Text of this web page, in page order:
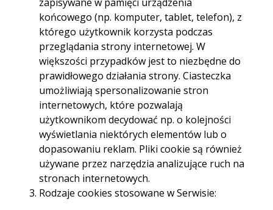
– To są męczennicy za wiarę świętą i za naszą
niepodległość– powiedział w homilii ks. infułat Józef
Sondej, prawie 100-letni kapłan, kapelan AK, kolega
szkolny dwóch straconych członków IV Zarządu WiN –
Mieczysława Kawalca i Józefa Rzepki.
Chylimy czoła przed waszym bohaterstwem
Po mszy św. uczestnicy uroczystości przeszli na skwer
przy skrzyżowaniu al. Cieplińskiego z ul. Moniuszki,
gdzie Wojciech Buczak, przewodniczący Stowarzyszenia
Komitet Społeczny Budowy Pomnika płk. Łukasza
końcowego (np. komputer, tablet, telefon), z
którego użytkownik korzysta podczas
przeglądania strony internetowej. W
większości przypadków jest to niezbędne do
prawidłowego działania strony. Ciasteczka
umożliwiają spersonalizowanie stron
internetowych, które pozwalają
użytkownikom decydować np. o kolejności
wyświetlania niektórych elementów lub o
dopasowaniu reklam. Pliki cookie są również
używane przez narzędzia analizujące ruch na
stronach internetowych.
Rodzaje cookies stosowane w Serwisie: